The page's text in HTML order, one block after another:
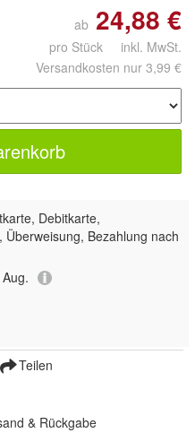
ab 24,88 €
pro Stück inkl. MwSt.
Versandkosten nur 3,99 €
Debitkarte,
Bezahlung nach
Teilen
& Rückgabe